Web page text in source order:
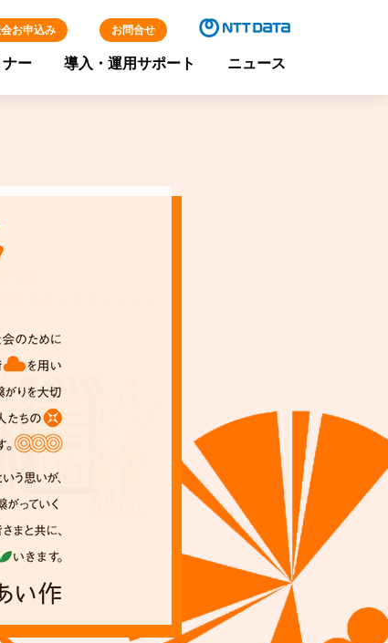
お申込み お問合せ
ナー 導入・運用サポート ニュース